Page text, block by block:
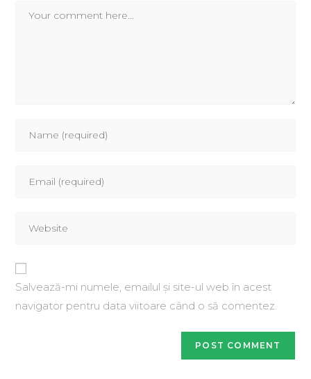
Salvează-mi numele, emailul și site-ul web în acest
navigator pentru data viitoare când o să comentez.